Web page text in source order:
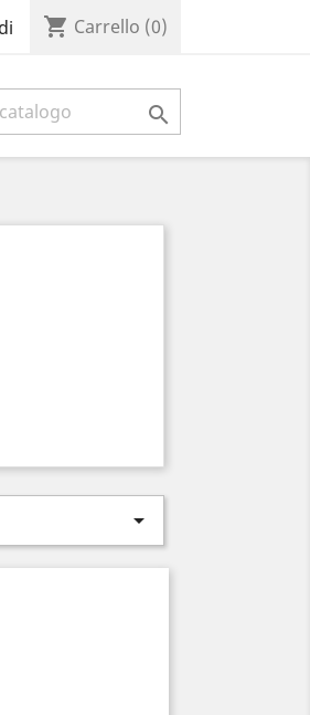
shopping_cart Carrello (0)

